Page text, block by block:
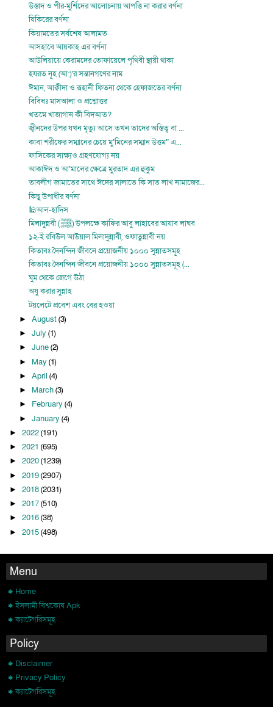
উস্তাদ ও পীর-মুর্শিদের আলোচনায় আপত্তি না করার বর্ণনা
যিকিরের বর্ণনা
কিয়ামতের সর্বশেষ আলামত
আসহাবে আয়কাহ এর বর্ণনা
আউলিয়ায়ে কেরামদের তোফায়েলে পৃথিবী স্থায়ী থাকা
হযরত নূহ (আ:)’র সন্তানগণের নাম
ঈমান, আক্বীদা ও রূহানী ফিতনা থেকে হেফাজতের বর্ণনা
বিবিধঃ মাসআলা ও প্রশ্নোত্তর
খতমে খাজাগান কী বিদআত?
জ্বীনদের উপর যখন মৃত্যু আসে তখন তাদের অস্তিত্ব বা ...
কাবা শরীফের সম্মানের চেয়ে মু’মিনের সম্মান উত্তম” এ...
ফাসিকের সাক্ষ্যও গ্রহণযোগ্য নয়
আকাঈদ ও আ’মালের ক্ষেত্রে মুরতাদ এর হুকুম
তাবলীগ জামাতের সাথে ঈদের সালাতে কি সাত লাখ নামাজের...
কিছু উপাধীর বর্ণনা
🕌আল-হাদিস
মিলাদুন্নবী (ﷺ) উপলক্ষে কাফির আবু লাহাবের আযাব লাঘব
১২-ই রবিউল আউয়াল মিলাদুন্নাবী, ওফাতুন্নাবী নয়
কিতাবঃ দৈনন্দিন জীবনে প্রয়োজনীয় ১০০০ সুন্নাতসমূহ
কিতাবঃ দৈনন্দিন জীবনে প্রয়োজনীয় ১০০০ সুন্নাতসমূহ (...
ঘুম থেকে জেগে উঠা
অযু করার সুন্নাহ
টয়লেটে প্রবেশ এবং বের হওয়া
► August(3)
► July (1)
► June(2)
► May (1)
► April (4)
► March(3)
► February (4)
► January (4)
► 2022(191)
► 2021 (695)
► 2020(1239)
► 2019(2907)
► 2018(2031)
► 2017(510)
► 2016(38)
► 2015(498)
Menu
Home
ইসলামী বিশ্বকোষ Apk
ক্যাটেগরিসমূহ
Policy
Disclaimer
Privacy Policy
ক্যাটেগরিসমূহ